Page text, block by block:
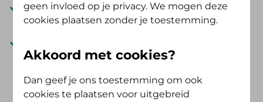
Stuur je zelf een nota in? Dan sturen wij direct
na afhandeling een overzicht.
iets aan ons betalen? Dan sturen wij binnen 90
geen invloed op je privacy. We mogen deze
cookies plaatsen zonder je toestemming.
Akkoord met cookies?
Dan geef je ons toestemming om ook
cookies te plaatsen voor uitgebreid